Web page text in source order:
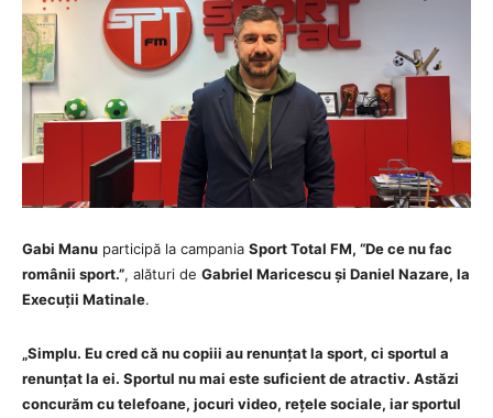
Gabi Manu participă la campania Sport Total FM, “De ce nu fac
românii sport.”, alături de Gabriel Maricescu și Daniel Nazare, la
Execuții Matinale.
„Simplu. Eu cred că nu copiii au renunțat la sport, ci sportul a
renunțat la ei. Sportul nu mai este suficient de atractiv. Astăzi
concurăm cu telefoane, jocuri video, rețele sociale, iar sportul